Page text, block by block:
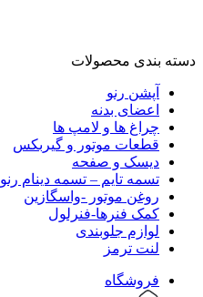
دسته‌ بندی محصولات
آپشن رنو
اعضای بدنه
چراغ ها و لامپ ها
قطعات موتور و گیربکس
دیسک و صفحه
تسمه تایم – تسمه دینام رنو
روغن موتور -واسگازین
کمک فنرها-فنرلول
لوازم جلوبندی
لنت ترمز
فروشگاه